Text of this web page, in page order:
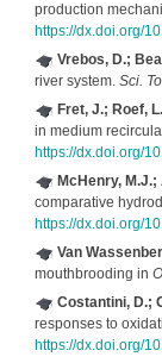
production
https://dx.doi.org/
Vrebos, D.;
river system. Sci.
Fret, J.; Roef,
in medium
https://dx.doi.org/
McHenry,
comparative
https://dx.doi.org/
Van
mouthbrooding in
Costantini, D.;
responses to
https://dx.doi.org/